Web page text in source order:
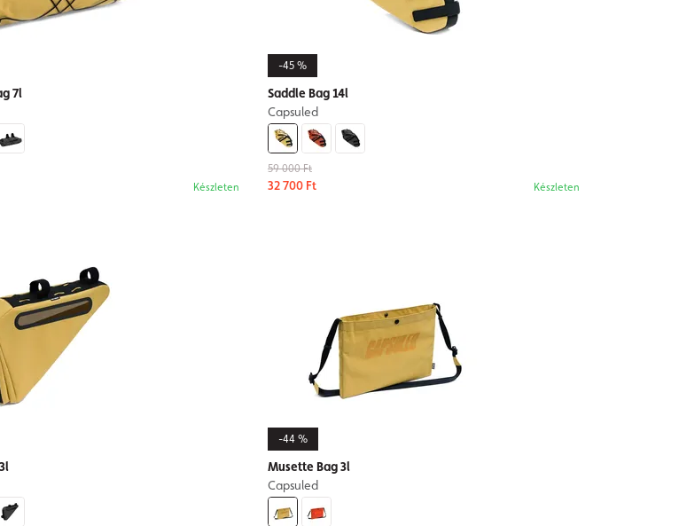
7l
Készleten
-45 %
Saddle Bag 14l
Capsuled
59 000 Ft
32 700 Ft Készleten
-44 %
Musette Bag 3l
Capsuled